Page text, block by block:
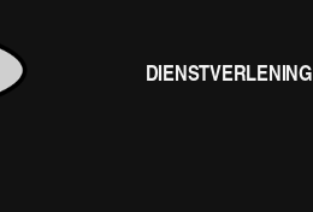
DIENSTVERLENING